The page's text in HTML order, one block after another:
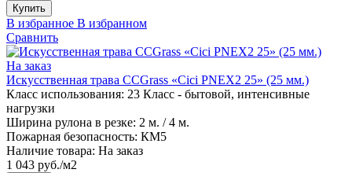
Купить
В избранное В избранном
Сравнить
На заказ
Искусственная трава CCGrass «Cici PNEX2 25» (25 мм.)
Класс использования: 23 Класс - бытовой, интенсивные
нагрузки
Ширина рулона в резке: 2 м. / 4 м.
Пожарная безопасность: КМ5
Наличие товара: На заказ
1 043 руб./м2